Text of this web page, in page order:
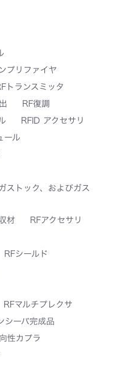
プリファイヤ
トランスミッタ
RF復調
RFID アクセサリ
ール
ストック、およびガス
材
RFアクセサリ
RFシールド
RFマルチプレクサ
シーバ完成品
性カプラ